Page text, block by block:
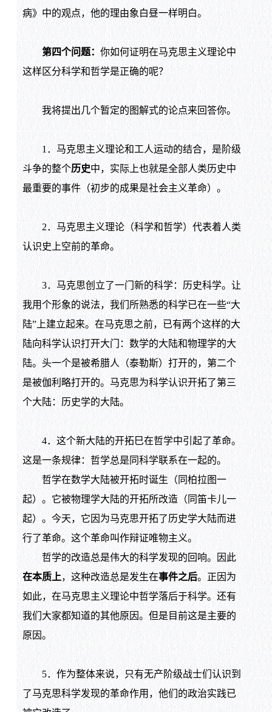
病》中的观点，他的理由象白昼一样明白。
第四个问题： 你如何证明在马克思主义理论中
这样区分科学和哲学是正确的呢？
我将提出几个暂定的图解式的论点来回答你。
1．马克思主义理论和工人运动的结合，是阶级
斗争的整个历史中，实际上也就是全部人类历史中
最重要的事件（初步的成果是社会主义革命）。
2．马克思主义理论（科学和哲学）代表着人类
认识史上空前的革命。
3．马克思创立了一门新的科学：历史科学。让
我用个形象的说法，我们所熟悉的科学已在一些“大
陆”上建立起来。在马克思之前，已有两个这样的大
陆向科学认识打开大门：数学的大陆和物理学的大
陆。头一个是被希腊人（泰勒斯）打开的，第二个
是被伽利略打开的。马克思为科学认识开拓了第三
个大陆：历史学的大陆。
4．这个新大陆的开拓巳在哲学中引起了革命。
这是一条规律：哲学总是同科学联系在一起的。
哲学在数学大陆被开拓时诞生（同柏拉图一
起）。它被物理学大陆的开拓所改造（同笛卡儿一
起）。今天，它因为马克思开拓了历史学大陆而进
行了革命。这个革命叫作辩证唯物主义。
哲学的改造总是伟大的科学发现的回响。因此
在本质上，这种改造总是发生在事件之后。正因为
如此，在马克思主义理论中哲学落后于科学。还有
我们大家都知道的其他原因。但是目前这是主要的
原因。
5．作为整体来说，只有无产阶级战士们认识到
了马克思科学发现的革命作用，他们的政治实践已